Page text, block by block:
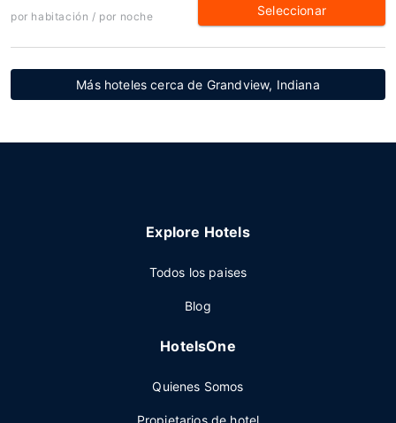
por habitación / por noche Seleccionar
Más hoteles cerca de Grandview, Indiana
Explore Hotels
Todos los paises
Blog
HotelsOne
Quienes Somos
Propietarios de hotel